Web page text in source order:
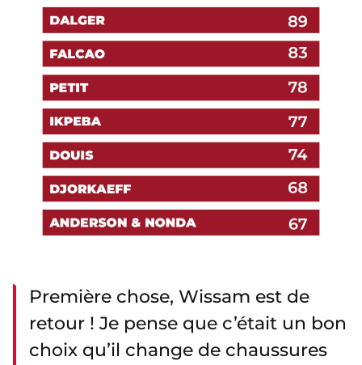
Première chose, Wissam est de
retour ! Je pense que c’était un bon
choix qu’il change de chaussures